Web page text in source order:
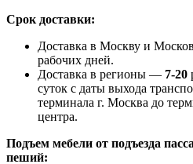
Срок доставки:
Доставка в Москву и
рабочих дней.
Доставка в регионы — 7-20
суток с даты выхода
терминала г. Москва до
центра.
Подъем мебели от подъезда
пеший: